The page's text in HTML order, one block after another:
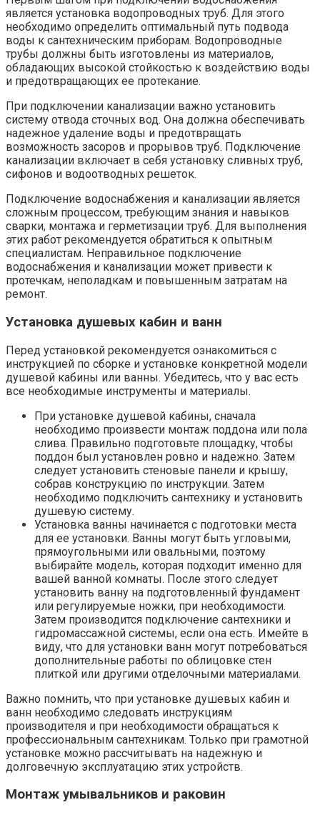
является установка водопроводных труб. Для этого
необходимо определить оптимальный путь подвода
воды к сантехническим приборам. Водопроводные
трубы должны быть изготовлены из материалов,
обладающих высокой стойкостью к воздействию воды
и предотвращающих ее протекание.
При подключении канализации важно установить
систему отвода сточных вод. Она должна обеспечивать
надежное удаление воды и предотвращать
возможность засоров и прорывов труб. Подключение
канализации включает в себя установку сливных труб,
сифонов и водоотводных решеток.
Подключение водоснабжения и канализации является
сложным процессом, требующим знания и навыков
сварки, монтажа и герметизации труб. Для выполнения
этих работ рекомендуется обратиться к опытным
специалистам. Неправильное подключение
водоснабжения и канализации может привести к
протечкам, неполадкам и повышенным затратам на
ремонт.
Установка душевых кабин и ванн
Перед установкой рекомендуется ознакомиться с
инструкцией по сборке и установке конкретной модели
душевой кабины или ванны. Убедитесь, что у вас есть
все необходимые инструменты и материалы.
При установке душевой кабины, сначала
необходимо произвести монтаж поддона или пола
слива. Правильно подготовьте площадку, чтобы
поддон был установлен ровно и надежно. Затем
следует установить стеновые панели и крышу,
собрав конструкцию по инструкции. Затем
необходимо подключить сантехнику и установить
душевую систему.
Установка ванны начинается с подготовки места
для ее установки. Ванны могут быть угловыми,
прямоугольными или овальными, поэтому
выбирайте модель, которая подходит именно для
вашей ванной комнаты. После этого следует
установить ванну на подготовленный фундамент
или регулируемые ножки, при необходимости.
Затем производится подключение сантехники и
гидромассажной системы, если она есть. Имейте в
виду, что для установки ванн могут потребоваться
дополнительные работы по облицовке стен
плиткой или другими отделочными материалами.
Важно помнить, что при установке душевых кабин и
ванн необходимо следовать инструкциям
производителя и при необходимости обращаться к
профессиональным сантехникам. Только при грамотной
установке можно рассчитывать на надежную и
долговечную эксплуатацию этих устройств.
Монтаж умывальников и раковин